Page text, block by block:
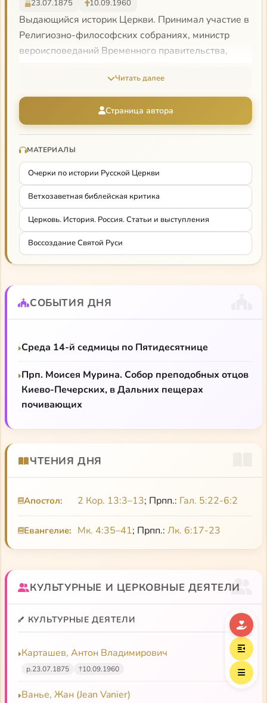
23.07.1875 10.09.1960
Выдающийся историк Церкви. Принимал участие в
Религиозно-философских собраниях, министр
вероисповеданий Временного правительства,
(подготовил ликвидацию этого учреждения, после
двухсотлетнего закабаления Церкви государством,
передал полноту власти Поместному Собору),
активный участник общественной и церковной
жизни диаспоры, профессор Свято-Сергиевского
института, учитель Шмемана и Мейендорфа.
Николай Зернов «А. В. Карташев»
Читать далее
Страница автора
МАТЕРИАЛЫ
Очерки по истории Русской Церкви
Ветхозаветная библейская критика
Церковь. История. Россия. Статьи и выступления
Воссоздание Святой Руси
СОБЫТИЯ ДНЯ
Среда 14-й седмицы по Пятидесятнице
Прп. Моисея Мурина. Собор преподобных отцов
Киево-Печерских, в Дальних пещерах
почивающих
ЧТЕНИЯ ДНЯ
Апостол: 2 Кор. 13:3–13; Прпп.: Гал. 5:22-6:2
Евангелие: Мк. 4:35–41; Прпп.: Лк. 6:17-23
КУЛЬТУРНЫЕ И ЦЕРКОВНЫЕ ДЕЯТЕЛИ
КУЛЬТУРНЫЕ ДЕЯТЕЛИ
Карташев, Антон Владимирович
р.23.07.1875 †10.09.1960
Ванье, Жан (Jean Vanier)